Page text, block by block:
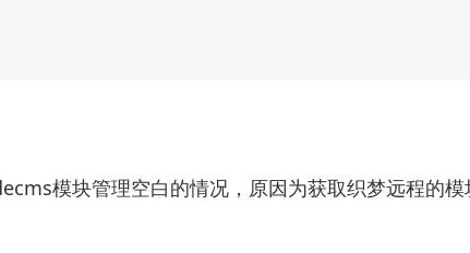
模块管理空白的情况，原因为获取织梦远程的